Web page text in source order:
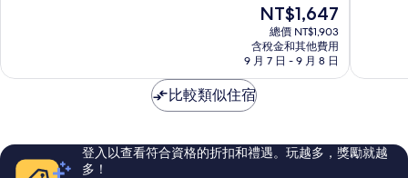
中
夠
評
論
現
在
價
格
為
NT$1,647
總價 NT$1,903
含稅金和其他費用
9 月 7 日 - 9 月 8 日
常
評
論
比較類似住宿
登入以查看符合資格的折扣和禮遇。玩越多，獎勵就越
多！